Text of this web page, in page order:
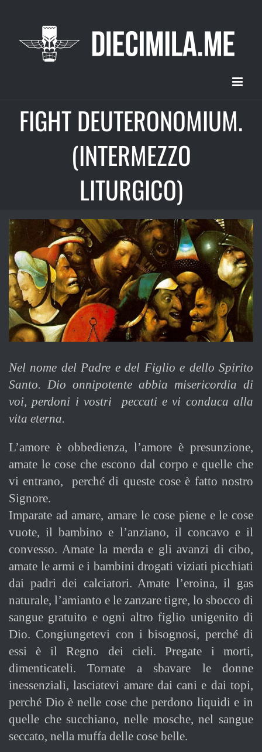
contenuto
FIGHT DEUTERONOMIUM.
(INTERMEZZO
LITURGICO)
Ingrandisci
immagine
Nel nome del Padre e del Figlio e dello Spirito
Santo. Dio onnipotente abbia misericordia di
voi, perdoni i vostri peccati e vi conduca alla
vita eterna.
L’amore è obbedienza, l’amore è presunzione,
amate le cose che escono dal corpo e quelle che
vi entrano, perché di queste cose è fatto nostro
Signore.
Imparate ad amare, amare le cose piene e le cose
vuote, il bambino e l’anziano, il concavo e il
convesso. Amate la merda e gli avanzi di cibo,
amate le armi e i bambini drogati viziati picchiati
dai padri dei calciatori. Amate l’eroina, il gas
naturale, l’amianto e le zanzare tigre, lo sbocco di
sangue gratuito e ogni altro figlio unigenito di
Dio. Congiungetevi con i bisognosi, perché di
essi è il Regno dei cieli. Pregate i morti,
dimenticateli. Tornate a sbavare le donne
inessenziali, lasciatevi amare dai cani e dai topi,
perché Dio è nelle cose che perdono liquidi e in
quelle che succhiano, nelle mosche, nel sangue
seccato, nella muffa delle cose belle.